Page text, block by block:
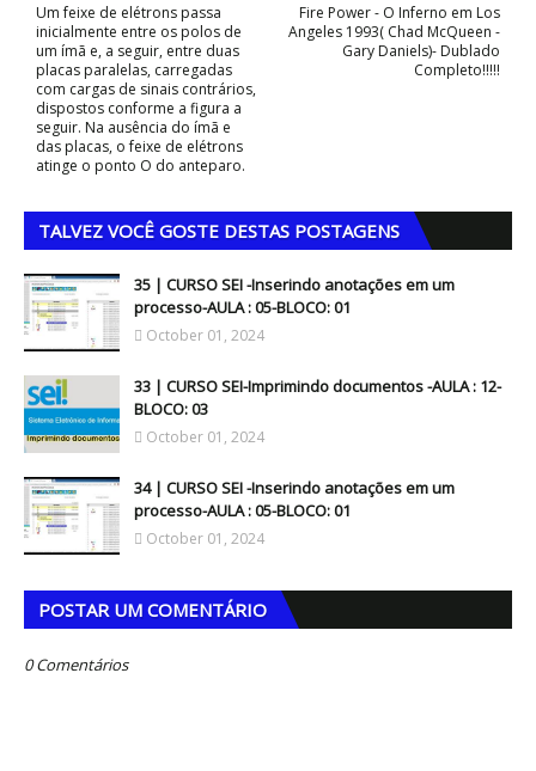
Fire Power - O Inferno em Los
Angeles 1993( Chad McQueen -
Gary Daniels)- Dublado
Completo!!!!!
Um feixe de elétrons passa
inicialmente entre os polos de
um ímã e, a seguir, entre duas
placas paralelas, carregadas
com cargas de sinais contrários,
dispostos conforme a figura a
seguir. Na ausência do ímã e
das placas, o feixe de elétrons
atinge o ponto O do anteparo.
TALVEZ VOCÊ GOSTE DESTAS POSTAGENS
35 | CURSO SEI -Inserindo anotações em um
processo-AULA : 05-BLOCO: 01
October 01, 2024
33 | CURSO SEI-Imprimindo documentos -AULA : 12-
BLOCO: 03
October 01, 2024
34 | CURSO SEI -Inserindo anotações em um
processo-AULA : 05-BLOCO: 01
October 01, 2024
POSTAR UM COMENTÁRIO
0 Comentários